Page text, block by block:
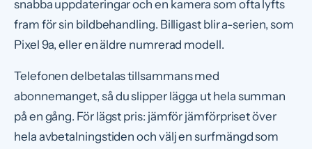
snabba uppdateringar och en kamera som ofta lyfts
fram för sin bildbehandling. Billigast blir a-serien, som
Pixel 9a, eller en äldre numrerad modell.
Telefonen delbetalas tillsammans med
abonnemanget, så du slipper lägga ut hela summan
på en gång. För lägst pris: jämför jämförpriset över
hela avbetalningstiden och välj en surfmängd som